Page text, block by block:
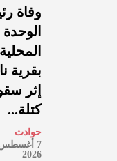
وفاة
الوحدة
المحلية
بقرية
إثر
كتلة...
حوادث
7
2026